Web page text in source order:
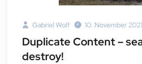
Gabriel Wolf 10. November 2021
Duplicate Content –
destroy!